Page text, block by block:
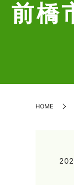
前橋
HOME